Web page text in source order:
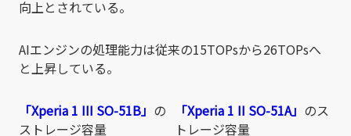
向上とされている。
AIエンジンの処理能力は従来の15TOPsから26TOPsへ
と上昇している。
「Xperia 1 III SO-51B」 の
ストレージ容量
「Xperia 1 II SO-51A」 のス
トレージ容量